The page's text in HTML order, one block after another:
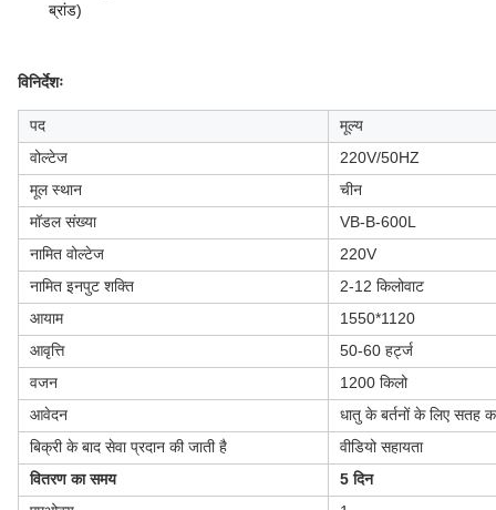
ब्रांड)
विनिर्देशः
पद
मूल्य
वोल्टेज
220V/50HZ
मूल स्थान
चीन
मॉडल संख्या
VB-B-600L
नामित वोल्टेज
220V
नामित इनपुट शक्ति
2-12 किलोवाट
आयाम
1550*1120
आवृत्ति
50-60 हर्ट्ज
वजन
1200 किलो
आवेदन
धातु के बर्तनों के लिए सतह
बिक्री के बाद सेवा प्रदान की जाती है
वीडियो सहायता
वितरण का समय
5 दिन